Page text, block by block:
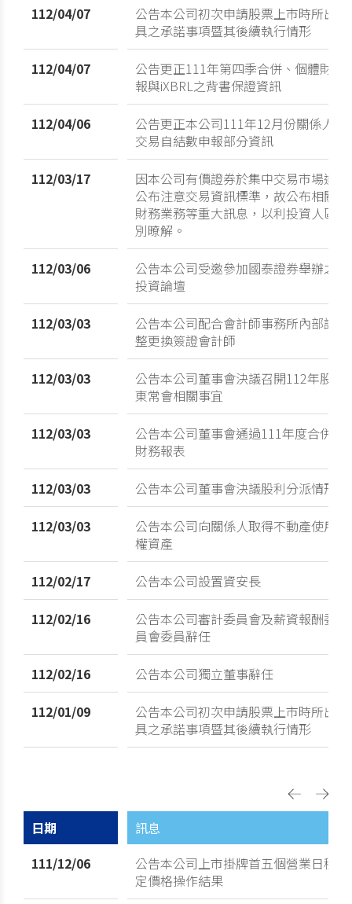
112/04/07
公告本公司初次申請股票上市時所出
具之承諾事項暨其後續執行情形
112/04/07
公告更正111年第四季合併、個體財
報與iXBRL之背書保證資訊
112/04/06
公告更正本公司111年12月份關係人
交易自結數申報部分資訊
112/03/17
因本公司有價證券於集中交易市場達
公布注意交易資訊標準，故公布相關
財務業務等重大訊息，以利投資人區
別暸解。
112/03/06
公告本公司受邀參加國泰證券舉辦之
投資論壇
112/03/03
公告本公司配合會計師事務所內部調
整更換簽證會計師
112/03/03
公告本公司董事會決議召開112年股
東常會相關事宜
112/03/03
公告本公司董事會通過111年度合併
財務報表
112/03/03
公告本公司董事會決議股利分派情形
112/03/03
公告本公司向關係人取得不動產使用
權資產
112/02/17
公告本公司設置資安長
112/02/16
公告本公司審計委員會及薪資報酬委
員會委員辭任
112/02/16
公告本公司獨立董事辭任
112/01/09
公告本公司初次申請股票上市時所出
具之承諾事項暨其後續執行情形
日期
訊息
111/12/06
公告本公司上市掛牌首五個營業日穩
定價格操作結果